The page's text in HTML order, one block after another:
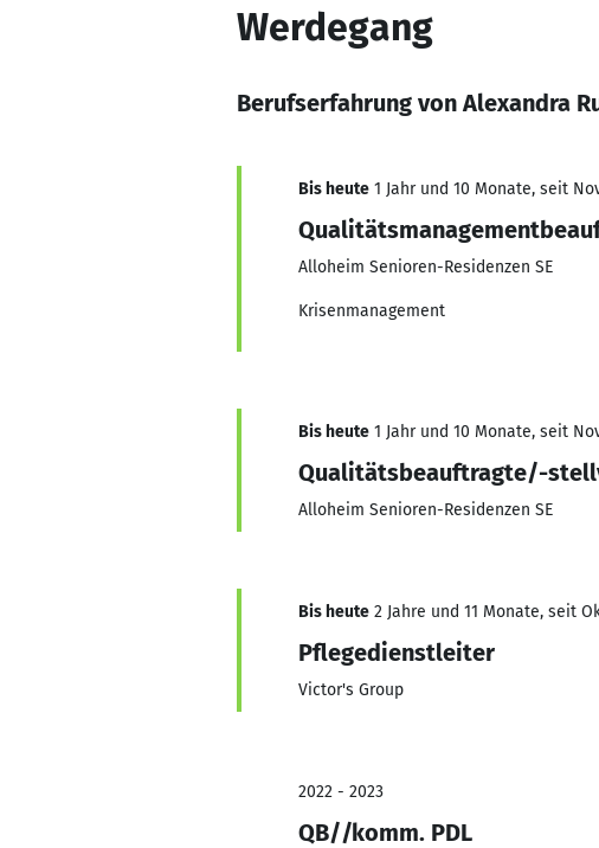
Werdegang
Berufserfahrung von Alexandra
Bis heute 1 Jahr und 10 Monate, seit
Alloheim Senioren-Residenzen SE
Krisenmanagement
Bis heute 1 Jahr und 10 Monate, seit
Qualitätsbeauftragte/-
Alloheim Senioren-Residenzen SE
Bis heute 2 Jahre und 11 Monate, seit
Pflegedienstleiter
Victor's Group
2022 - 2023
QB//komm. PDL